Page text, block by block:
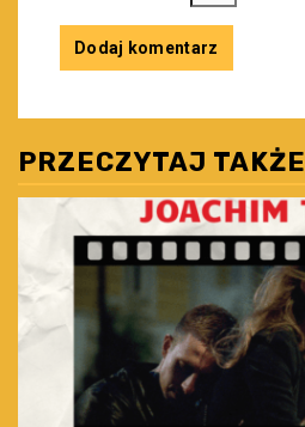
PRZECZYTAJ TAKŻE